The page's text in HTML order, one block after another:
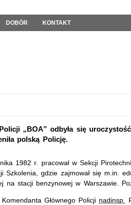
DOBÓR KONTAKT
„BOA” odbyła się
polską Policję.
1982 r. pracował w Sekcji
gdzie zajmował się m.in.
na stacji benzynowej w Warszawie.
Głównego Policji nadinsp.